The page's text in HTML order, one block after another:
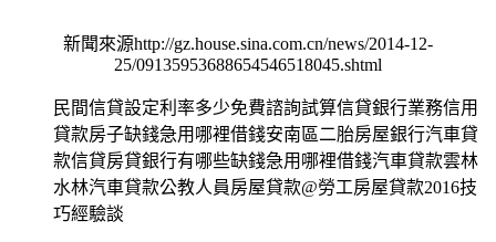
新聞來源http://gz.house.sina.com.cn/news/2014-12-
25/09135953688654546518045.shtml
民間信貸設定利率多少免費諮詢試算信貸銀行業務信用
貸款房子缺錢急用哪裡借錢安南區二胎房屋銀行汽車貸
款信貸房貸銀行有哪些缺錢急用哪裡借錢汽車貸款雲林
水林汽車貸款公教人員房屋貸款@勞工房屋貸款2016技
巧經驗談